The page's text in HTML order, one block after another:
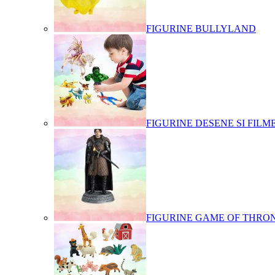
FIGURINE BULLYLAND
FIGURINE DESENE SI
FIGURINE GAME OF